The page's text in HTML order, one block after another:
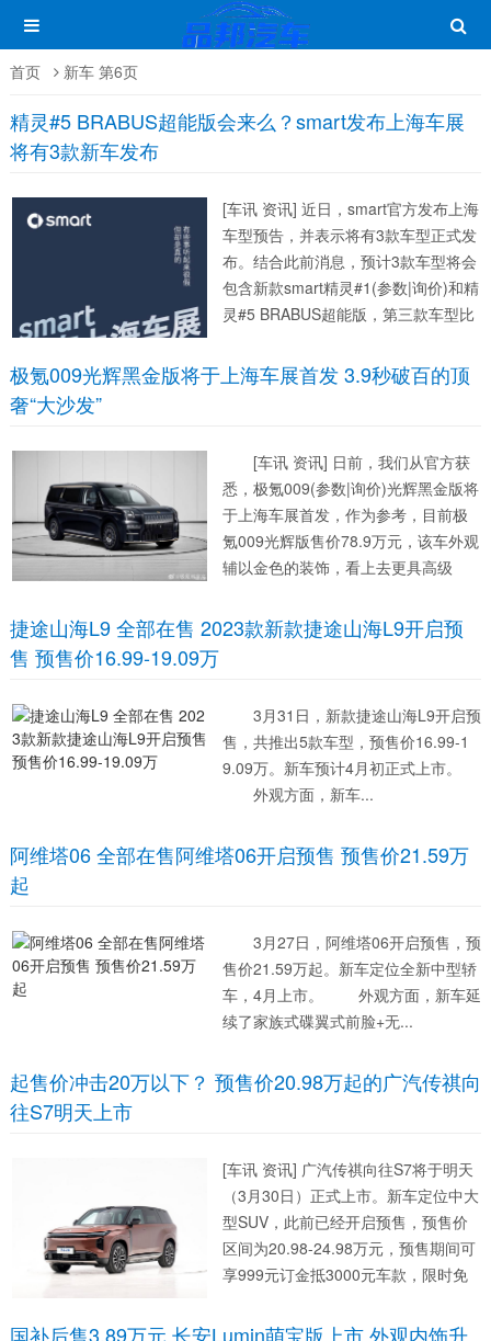
首页 新车 第6页
精灵#5 BRABUS超能版会来么？smart发布上海车展
将有3款新车发布
[车讯 资讯] 近日，smart官方发布上海
车型预告，并表示将有3款车型正式发
布。结合此前消息，预计3款车型将会
包含新款smart精灵#1(参数|询价)和精
灵#5 BRABUS超能版，第三款车型比
版或一款全新车型。 此前新款smart精
灵#...
极氪009光辉黑金版将于上海车展首发 3.9秒破百的顶
奢“大沙发”
[车讯 资讯] 日前，我们从官方获
悉，极氪009(参数|询价)光辉黑金版将
于上海车展首发，作为参考，目前极
氪009光辉版售价78.9万元，该车外观
辅以金色的装饰，看上去更具高级
采用了黑色的车漆，前后包围边沿、
车侧边沿、轮圈、门把手、腰线...
捷途山海L9 全部在售 2023款新款捷途山海L9开启预
售 预售价16.99-19.09万
3月31日，新款捷途山海L9开启预
售，共推出5款车型，预售价16.99-1
9.09万。新车预计4月初正式上市。
外观方面，新车...
阿维塔06 全部在售阿维塔06开启预售 预售价21.59万
起
3月27日，阿维塔06开启预售，预
售价21.59万起。新车定位全新中型轿
车，4月上市。 外观方面，新车延
续了家族式碟翼式前脸+无...
起售价冲击20万以下？ 预售价20.98万起的广汽传祺向
往S7明天上市
[车讯 资讯] 广汽传祺向往S7将于明天
（3月30日）正式上市。新车定位中大
型SUV，此前已经开启预售，预售价
区间为20.98-24.98万元，预售期间可
享999元订金抵3000元车款，限时免
广汽传祺首款高阶智驾量产车型，基
国补后售3.89万元 长安Lumin萌宝版上市 外观内饰升